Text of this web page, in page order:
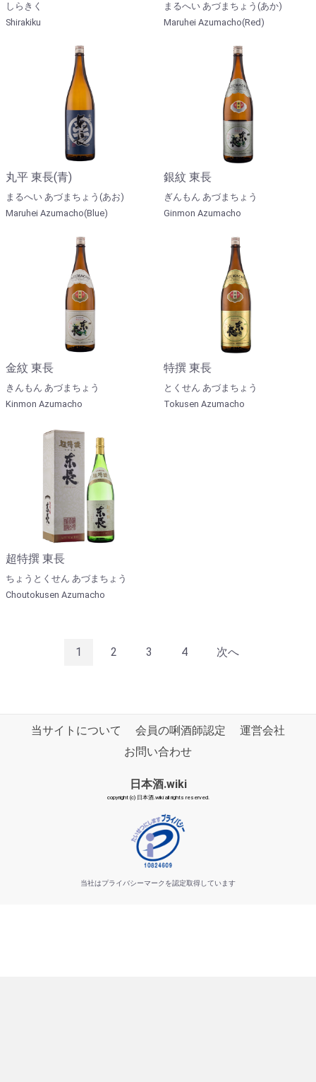
しらきく
Shirakiku
まるへい あづまちょう(あか)
Maruhei Azumacho(Red)
丸平 東長(青)
まるへい あづまちょう(あお)
Maruhei Azumacho(Blue)
銀紋 東長
ぎんもん あづまちょう
Ginmon Azumacho
金紋 東長
きんもん あづまちょう
Kinmon Azumacho
特撰 東長
とくせん あづまちょう
Tokusen Azumacho
超特撰 東長
ちょうとくせん あづまちょう
Choutokusen Azumacho
1 2 3 4 次へ
当サイトについて 会員の唎酒師認定
運営会社
お問い合わせ
日本酒.wiki
copyright (c) 日本酒.wiki all rights reserved.
当社はプライバシーマークを認定取得しています